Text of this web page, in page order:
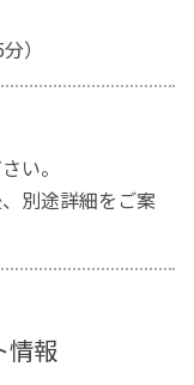
）
い。
別途詳細をご案
情報